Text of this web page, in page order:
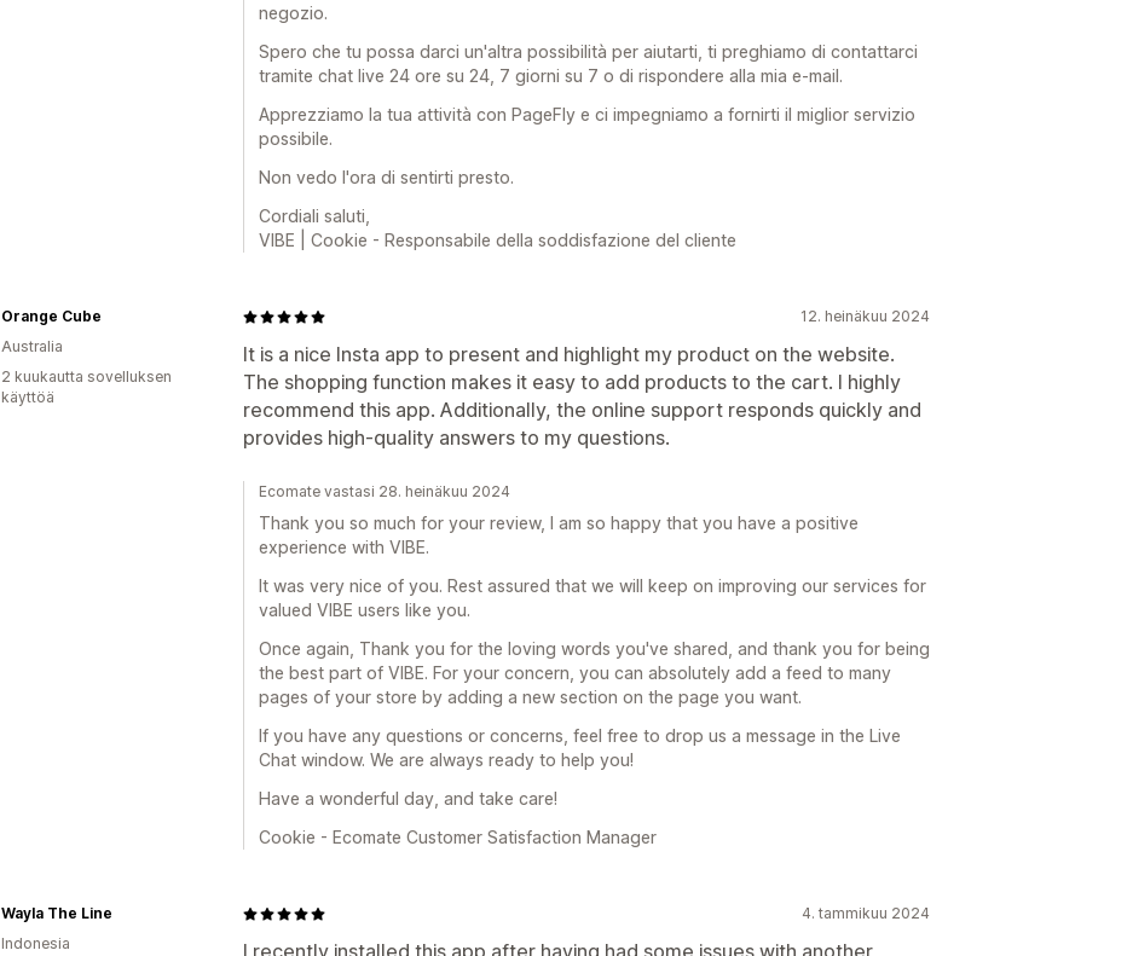
negozio.
Spero che tu possa darci un'altra possibilità per aiutarti, ti preghiamo di contattarci
tramite chat live 24 ore su 24, 7 giorni su 7 o di rispondere alla mia e-mail.
Apprezziamo la tua attività con PageFly e ci impegniamo a fornirti il ​​miglior servizio
possibile.
Non vedo l'ora di sentirti presto.
Cordiali saluti,
VIBE | Cookie - Responsabile della soddisfazione del cliente
12. heinäkuu 2024
It is a nice Insta app to present and highlight my product on the website.
The shopping function makes it easy to add products to the cart. I highly
recommend this app. Additionally, the online support responds quickly and
provides high-quality answers to my questions.
Orange Cube
Australia
2 kuukautta sovelluksen
käyttöä
Ecomate vastasi 28. heinäkuu 2024
Thank you so much for your review, I am so happy that you have a positive
experience with VIBE.
It was very nice of you. Rest assured that we will keep on improving our services for
valued VIBE users like you.
Once again, Thank you for the loving words you've shared, and thank you for being
the best part of VIBE. For your concern, you can absolutely add a feed to many
pages of your store by adding a new section on the page you want.
If you have any questions or concerns, feel free to drop us a message in the Live
Chat window. We are always ready to help you!
Have a wonderful day, and take care!
Cookie - Ecomate Customer Satisfaction Manager
4. tammikuu 2024
I recently installed this app after having had some issues with another
Wayla The Line
Indonesia